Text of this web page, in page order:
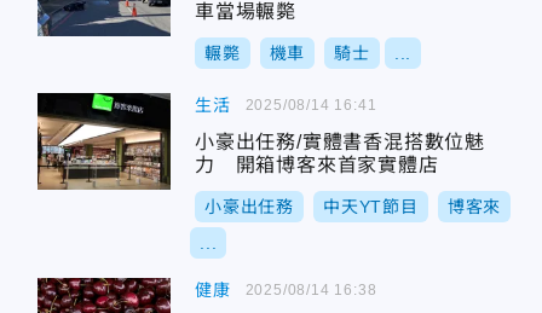
車當場輾斃
輾斃 機車 騎士
生活
小豪出任務/實體書香混搭數位魅
力 開箱博客來首家實體店
小豪出任務 中天YT節目 博客來
2025/08/14 16:41
健康 2025/08/14 16:38